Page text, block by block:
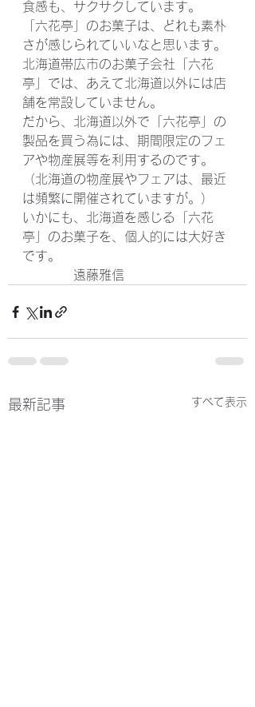
食感も、サクサクしています。
「六花亭」のお菓子は、どれも素朴
さが感じられていいなと思います。
北海道帯広市のお菓子会社「六花
亭」では、あえて北海道以外には店
舗を常設していません。
だから、北海道以外で「六花亭」の
製品を買う為には、期間限定のフェ
アや物産展等を利用するのです。
（北海道の物産展やフェアは、最近
は頻繁に開催されていますが。）
いかにも、北海道を感じる「六花
亭」のお菓子を、個人的には大好き
です。
遠藤雅信
最新記事 すべて表示